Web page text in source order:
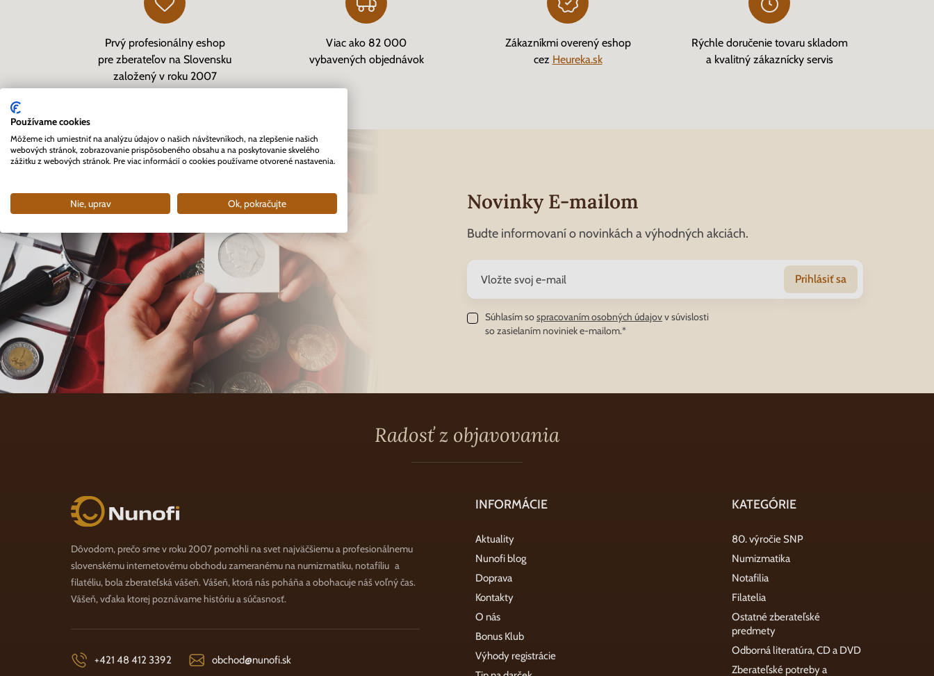
Prvý profesionálny eshop
pre zberateľov na Slovensku
založený v roku 2007
Viac ako 82 000
vybavených objednávok
Zákazníkmi overený eshop
cez Heureka.sk
Rýchle doručenie tovaru skladom
a kvalitný zákaznícky servis
Novinky E-mailom
Budte informovaní o novinkách a výhodných akciách.
Prihlásiť sa
Súhlasím sospracovaním osobných údajovv súvislosti
so zasielaním noviniek e-mailom.*
Radosť z objavovania
Nunofi.sk
Dôvodom, prečo sme v roku 2007 pomohli na svet najväčšiemu a profesionálnemu
slovenskému internetovému obchodu zameranému na numizmatiku, notafíliu a
filatéliu, bola zberateľská vášeň. Vášeň, ktorá nás poháňa a obohacuje náš voľný čas.
Vášeň, vďaka ktorej poznávame históriu a súčasnosť.
+421 48 412 3392 obchod@nunofi.sk
INFORMÁCIE
Aktuality
Nunofi blog
Doprava
Kontakty
O nás
Bonus Klub
Výhody registrácie
KATEGÓRIE
80. výročie SNP
Numizmatika
Notafilia
Filatelia
Ostatné zberateľské
predmety
Odborná literatúra, CD a DVD
Zberateľské potreby a
Používame cookies
Môžeme ich umiestniť na analýzu údajov o našich návštevníkoch, na zlepšenie našich
webových stránok, zobrazovanie prispôsobeného obsahu a na poskytovanie skvelého
zážitku z webových stránok. Pre viac informácií o cookies používame otvorené nastavenia.
Nie, uprav Ok, pokračujte